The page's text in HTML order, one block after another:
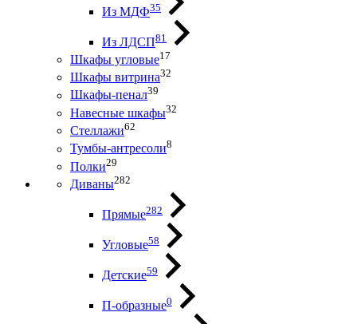
Из МДФ35
Из ЛДСП81
Шкафы угловые17
Шкафы витрина32
Шкафы-пенал39
Навесные шкафы32
Стеллажи62
Тумбы-антресоли8
Полки29
Диваны282
Прямые282
Угловые58
Детские59
П-образные0